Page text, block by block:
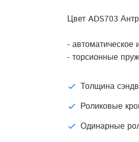
Цвет ADS703
- автоматическое
- торсионные
Толщина
Роликовые
Одинарные